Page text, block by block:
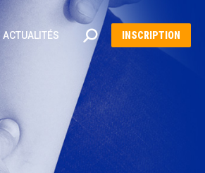
ACTUALITÉS
RechercheINSCRIPTION